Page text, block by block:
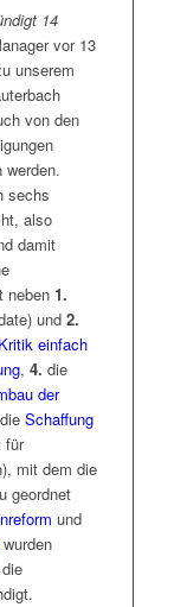
14
vor 13
unserem
von den
werden.
sechs
also
damit
neben 1.
und 2.
einfach
, 4. die
der
die Schaffung
für
mit dem die
geordnet
und
wurden